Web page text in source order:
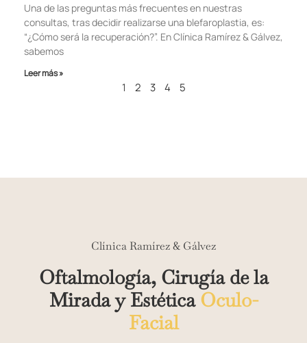
Una de las preguntas más frecuentes en nuestras
consultas, tras decidir realizarse una blefaroplastia, es:
“¿Cómo será la recuperación?”. En Clínica Ramírez & Gálvez,
sabemos
Leer más »
1 2 3 4 5
Clínica Ramírez & Gálvez
Oftalmología, Cirugía de la
Mirada y EstéticaOculo-
Facial